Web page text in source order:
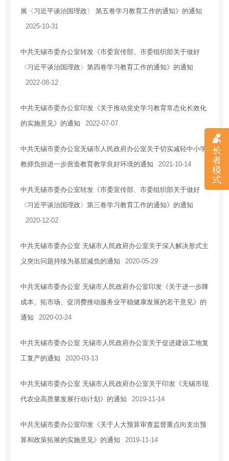
长
者
模
式
住房保障
房地产市场
安全生产
农业供给侧改革
应急管理
国有企业信息
法治政府建设工作情况报告
展〈习近平谈治国理政〉 第五卷学习教育工作的通知》的通知
2025-10-31
中共无锡市委办公室转发《市委宣传部、市委组织部关于做好
〈习近平谈治国理政〉第四卷学习教育工作的通知》的通知
2022-08-12
中共无锡市委办公室印发《关于推动党史学习教育常态化长效化
的实施意见》的通知
2022-07-07
中共无锡市委办公室无锡市人民政府办公室关于切实减轻中小学
教师负担进一步营造教育教学良好环境的通知
2021-10-14
中共无锡市委办公室转发《市委宣传部、市委组织部关于做好
〈习近平谈治国理政〉第三卷学习教育工作的通知》的通知
2020-12-02
中共无锡市委办公室 无锡市人民政府办公室关于深入解决形式主
义突出问题持续为基层减负的通知
2020-05-29
中共无锡市委办公室 无锡市人民政府办公室印发《关于进一步降
成本、拓市场、促消费推动服务业平稳健康发展的若干意见》的
通知
2020-03-24
中共无锡市委办公室 无锡市人民政府办公室关于促进建设工地复
工复产的通知
2020-03-13
中共无锡市委办公室 无锡市人民政府办公室关于印发《无锡市现
代农业高质量发展行动计划》的通知
2019-11-14
中共无锡市委办公室印发《关于人大预算审查监督重点向支出预
算和政策拓展的实施意见》的通知
2019-11-14